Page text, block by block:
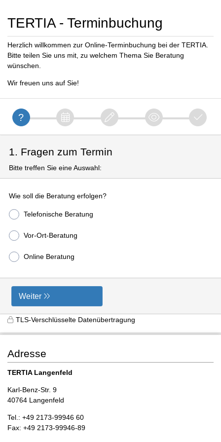
TERTIA - Terminbuchung
Herzlich willkommen zur Online-Terminbuchung bei der TERTIA.
Bitte teilen Sie uns mit, zu welchem Thema Sie Beratung
wünschen.
Wir freuen uns auf Sie!
1. Fragen zum Termin
Bitte treffen Sie eine Auswahl:
Wie soll die Beratung erfolgen?
Telefonische Beratung
Vor-Ort-Beratung
Online Beratung
Weiter
TLS-Verschlüsselte Datenübertragung
Adresse
TERTIA Langenfeld
Karl-Benz-Str. 9
40764 Langenfeld
Tel.: +49 2173-99946 60
Fax: +49 2173-99946-89